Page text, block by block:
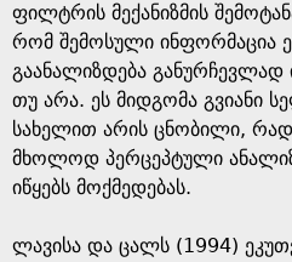
ფილტრის მექანიზმის
რომ შემოსული ინფორმაცია
გაანალიზდება განურჩევლად
თუ არა. ეს მიდგომა გვიანი
სახელით არის ცნობილი,
მხოლოდ პერცეპტული
იწყებს მოქმედებას.
ლავისა და ცალს (1994)